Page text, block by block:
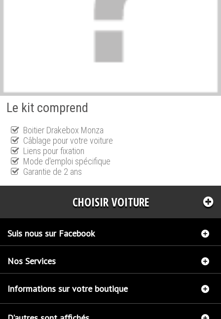
Le kit comprend
Boitier Drakebox Monza
Câblage pour votre voiture
Liens pour fixation
Mode d'emploi spécifique
Garantie de 2 ans
CHOISIR VOITURE
Suis nous sur Facebook
Nos Services
Informations sur votre boutique